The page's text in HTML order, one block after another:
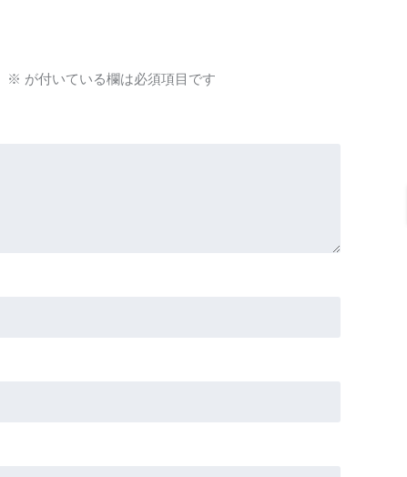
※ が付いている欄は必須項目です